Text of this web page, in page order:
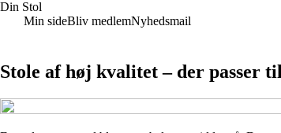
Din Stol
Min sideBliv medlemNyhedsmail
Stole af høj kvalitet – der passer